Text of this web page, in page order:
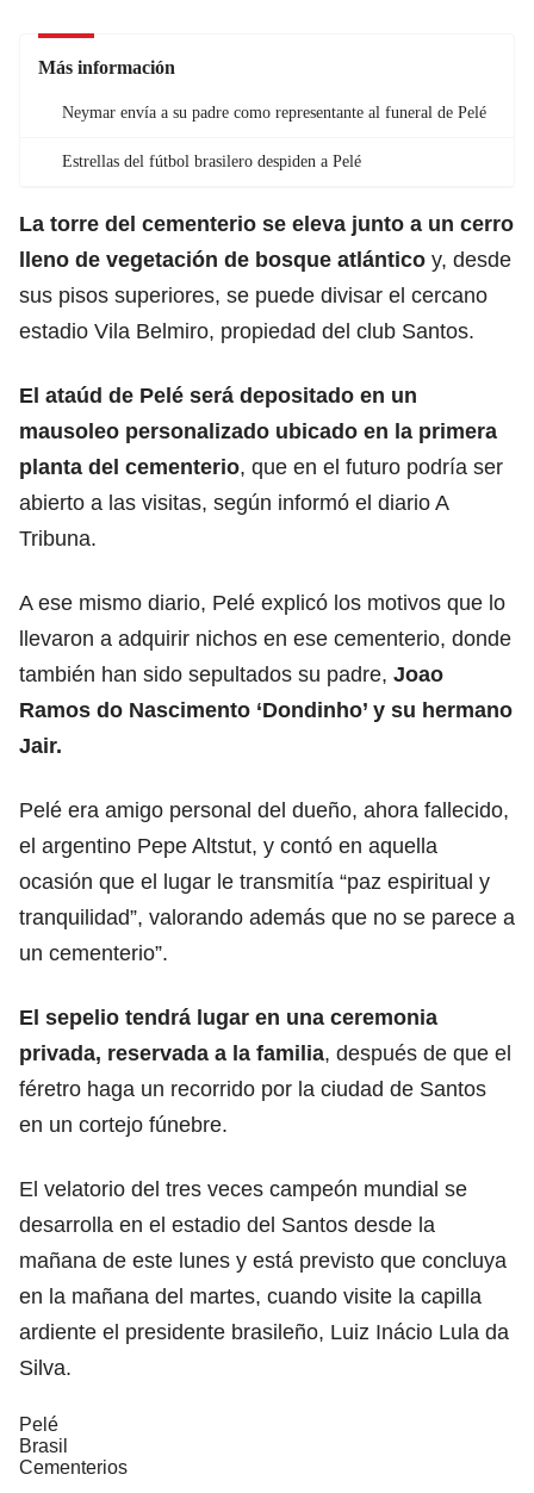
Más información
Neymar envía a su padre como representante al funeral de Pelé
Estrellas del fútbol brasilero despiden a Pelé
La torre del cementerio se eleva junto a un cerro
lleno de vegetación de bosque atlántico y, desde
sus pisos superiores, se puede divisar el cercano
estadio Vila Belmiro, propiedad del club Santos.
El ataúd de Pelé será depositado en un
mausoleo personalizado ubicado en la primera
planta del cementerio, que en el futuro podría ser
abierto a las visitas, según informó el diario A
Tribuna.
A ese mismo diario, Pelé explicó los motivos que lo
llevaron a adquirir nichos en ese cementerio, donde
también han sido sepultados su padre, Joao
Ramos do Nascimento ‘Dondinho’ y su hermano
Jair.
Pelé era amigo personal del dueño, ahora fallecido,
el argentino Pepe Altstut, y contó en aquella
ocasión que el lugar le transmitía “paz espiritual y
tranquilidad”, valorando además que no se parece a
un cementerio”.
El sepelio tendrá lugar en una ceremonia
privada, reservada a la familia, después de que el
féretro haga un recorrido por la ciudad de Santos
en un cortejo fúnebre.
El velatorio del tres veces campeón mundial se
desarrolla en el estadio del Santos desde la
mañana de este lunes y está previsto que concluya
en la mañana del martes, cuando visite la capilla
ardiente el presidente brasileño, Luiz Inácio Lula da
Silva.
Pelé
Brasil
Cementerios